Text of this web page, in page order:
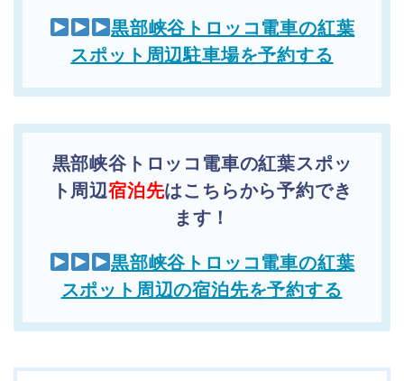
黒部峡谷トロッコ電車の紅葉
スポット周辺駐車場を予約する
黒部峡谷トロッコ電車の紅葉スポッ
ト周辺宿泊先はこちらから予約でき
ます！
黒部峡谷トロッコ電車の紅葉
スポット周辺の宿泊先を予約する